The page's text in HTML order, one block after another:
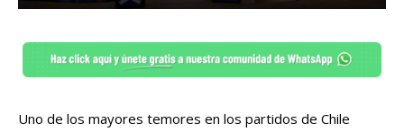
Uno de los mayores temores en los partidos de Chile